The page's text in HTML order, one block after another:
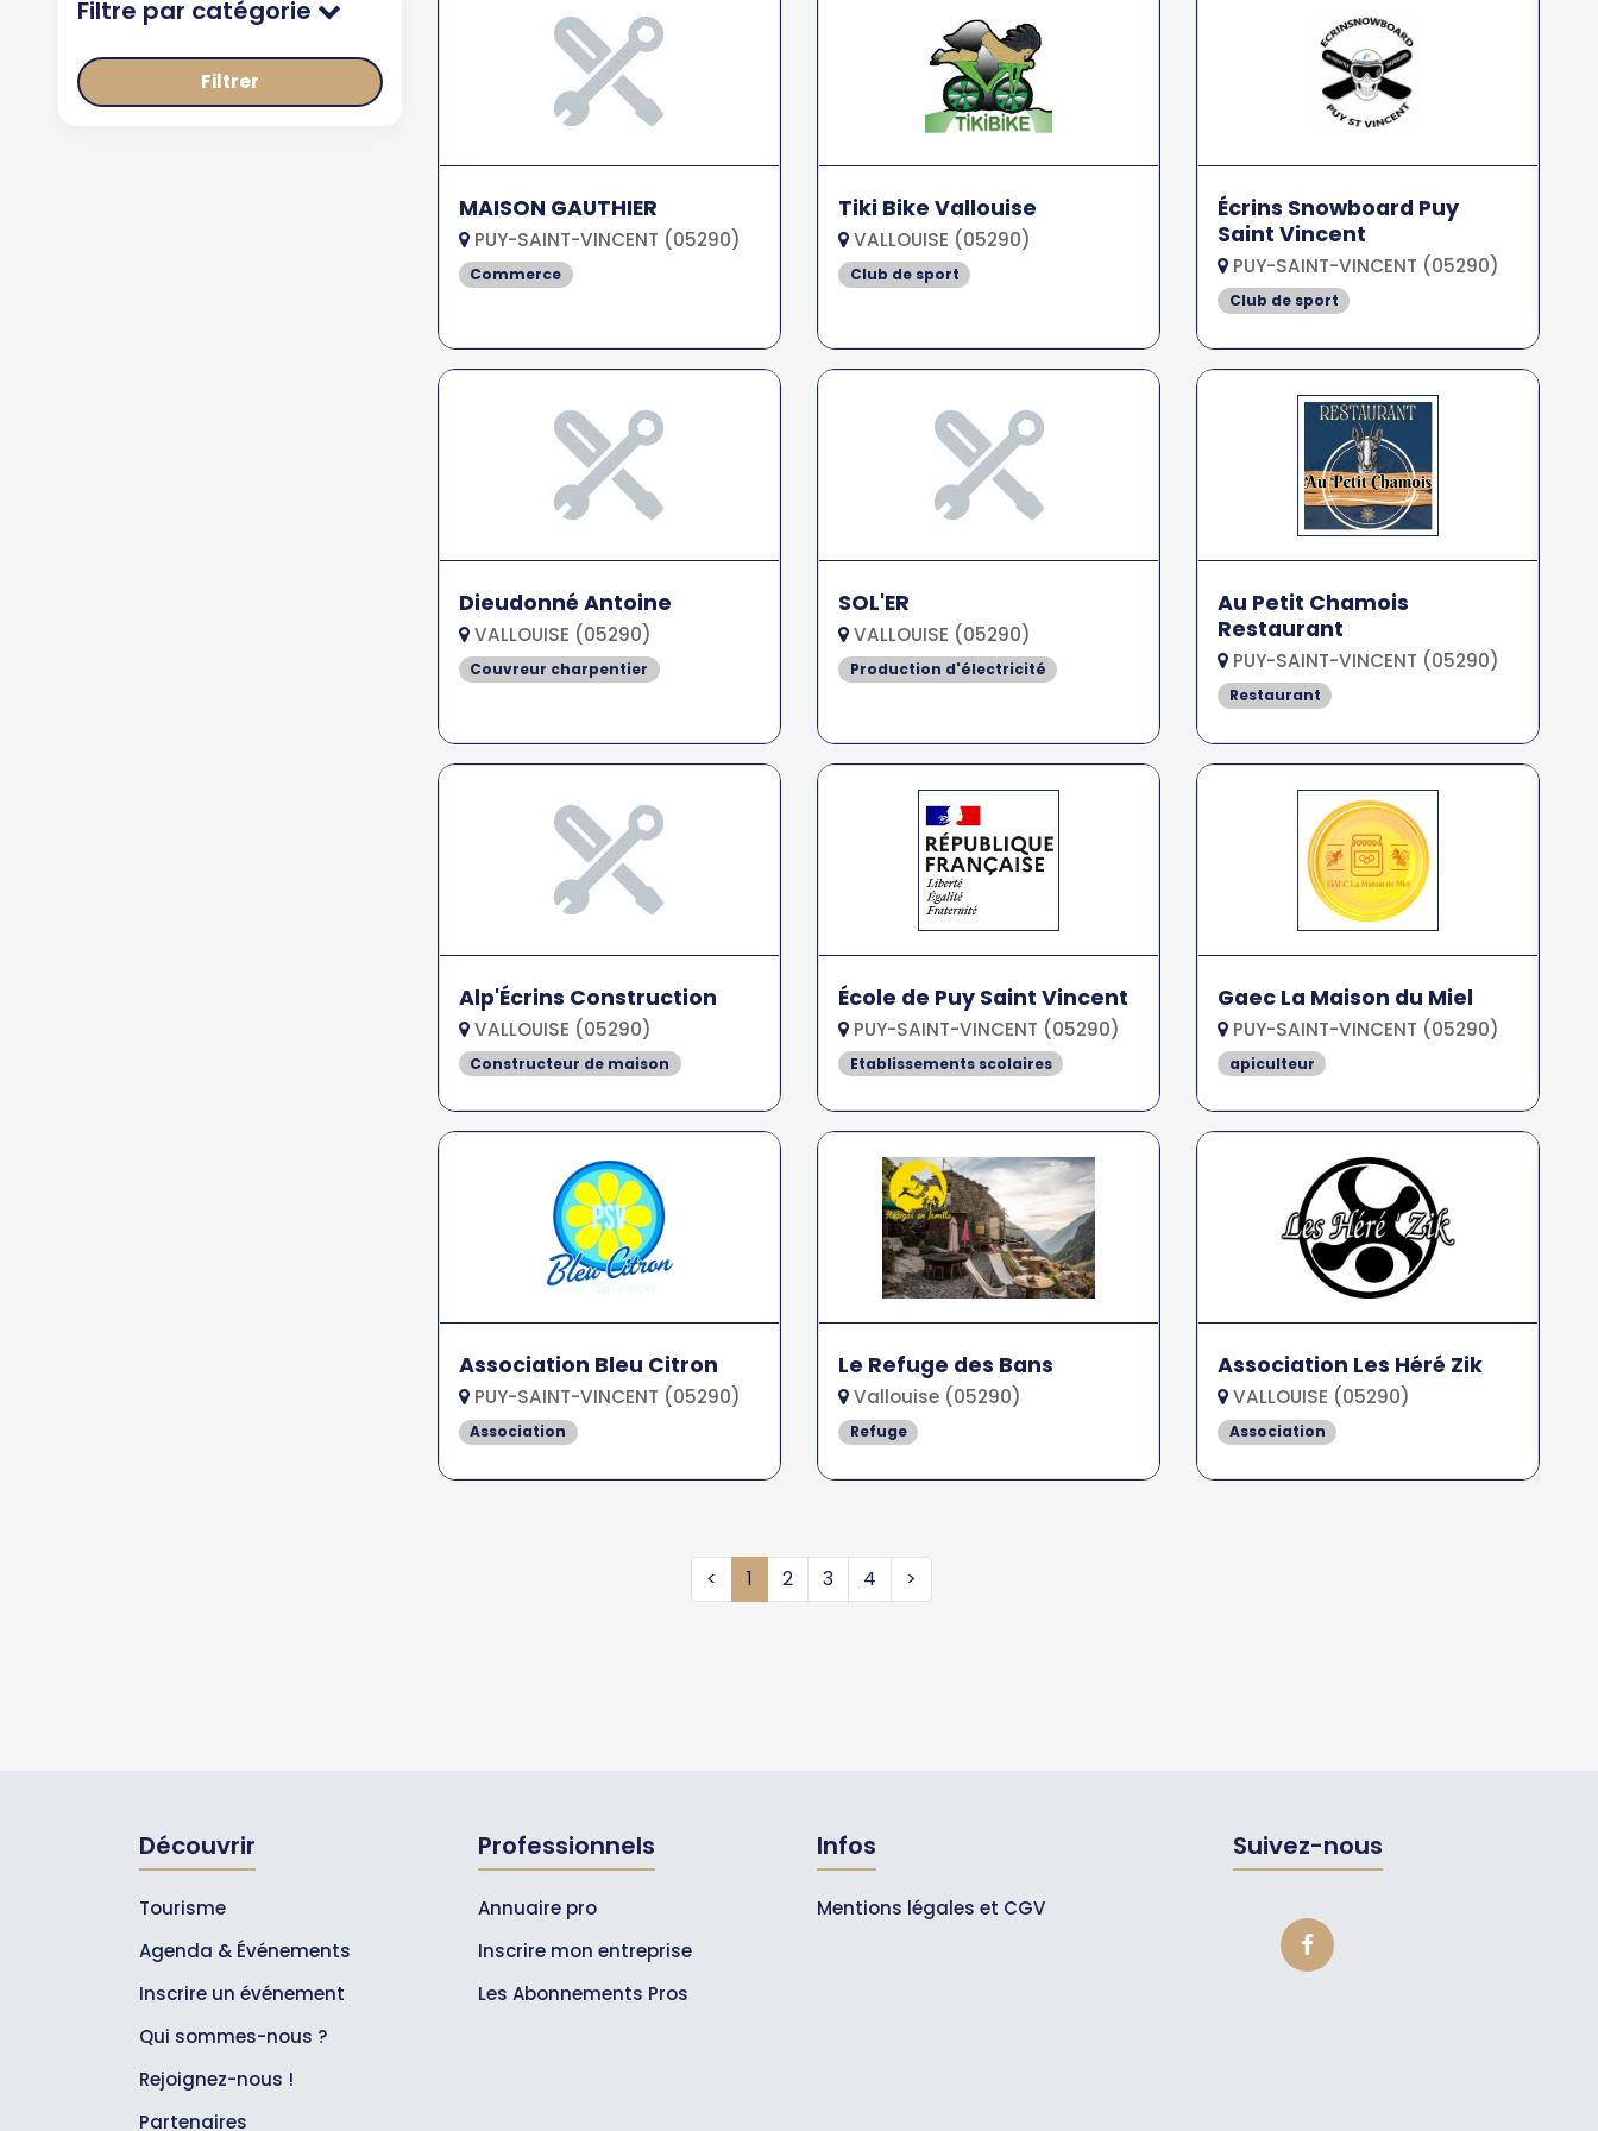
Filtre par catégorie
Filtrer
MAISON GAUTHIER
PUY-SAINT-VINCENT (05290)
Commerce
Tiki Bike Vallouise
VALLOUISE (05290)
Club de sport
Écrins Snowboard Puy
Saint Vincent
PUY-SAINT-VINCENT (05290)
Club de sport
Dieudonné Antoine
VALLOUISE (05290)
Couvreur charpentier
SOL'ER
VALLOUISE (05290)
Production d'électricité
Au Petit Chamois
Restaurant
PUY-SAINT-VINCENT (05290)
Restaurant
Alp'Écrins Construction
VALLOUISE (05290)
Constructeur de maison
École de Puy Saint Vincent
PUY-SAINT-VINCENT (05290)
Etablissements scolaires
Gaec La Maison du Miel
PUY-SAINT-VINCENT (05290)
apiculteur
Association Bleu Citron
PUY-SAINT-VINCENT (05290)
Association
Le Refuge des Bans
Vallouise (05290)
Refuge
Association Les Héré Zik
VALLOUISE (05290)
Association
< 1 2 3 4 >
Découvrir
Tourisme
Agenda & Événements
Inscrire un événement
Qui sommes-nous ?
Rejoignez-nous !
Partenaires
Professionnels
Annuaire pro
Inscrire mon entreprise
Les Abonnements Pros
Infos
Mentions légales et CGV
Suivez-nous